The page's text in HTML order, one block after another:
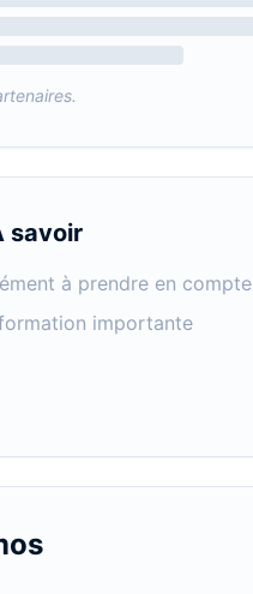
savoir
à prendre en compte
importante